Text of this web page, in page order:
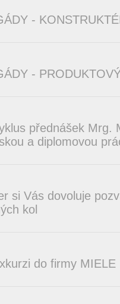
-
-
přednášek Mrg.
a diplomovou
si Vás dovoluje
kol
do firmy MIELE